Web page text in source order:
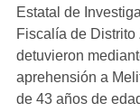
Estatal de
Fiscalía de Distrito
detuvieron
aprehensión a
de 43 años de